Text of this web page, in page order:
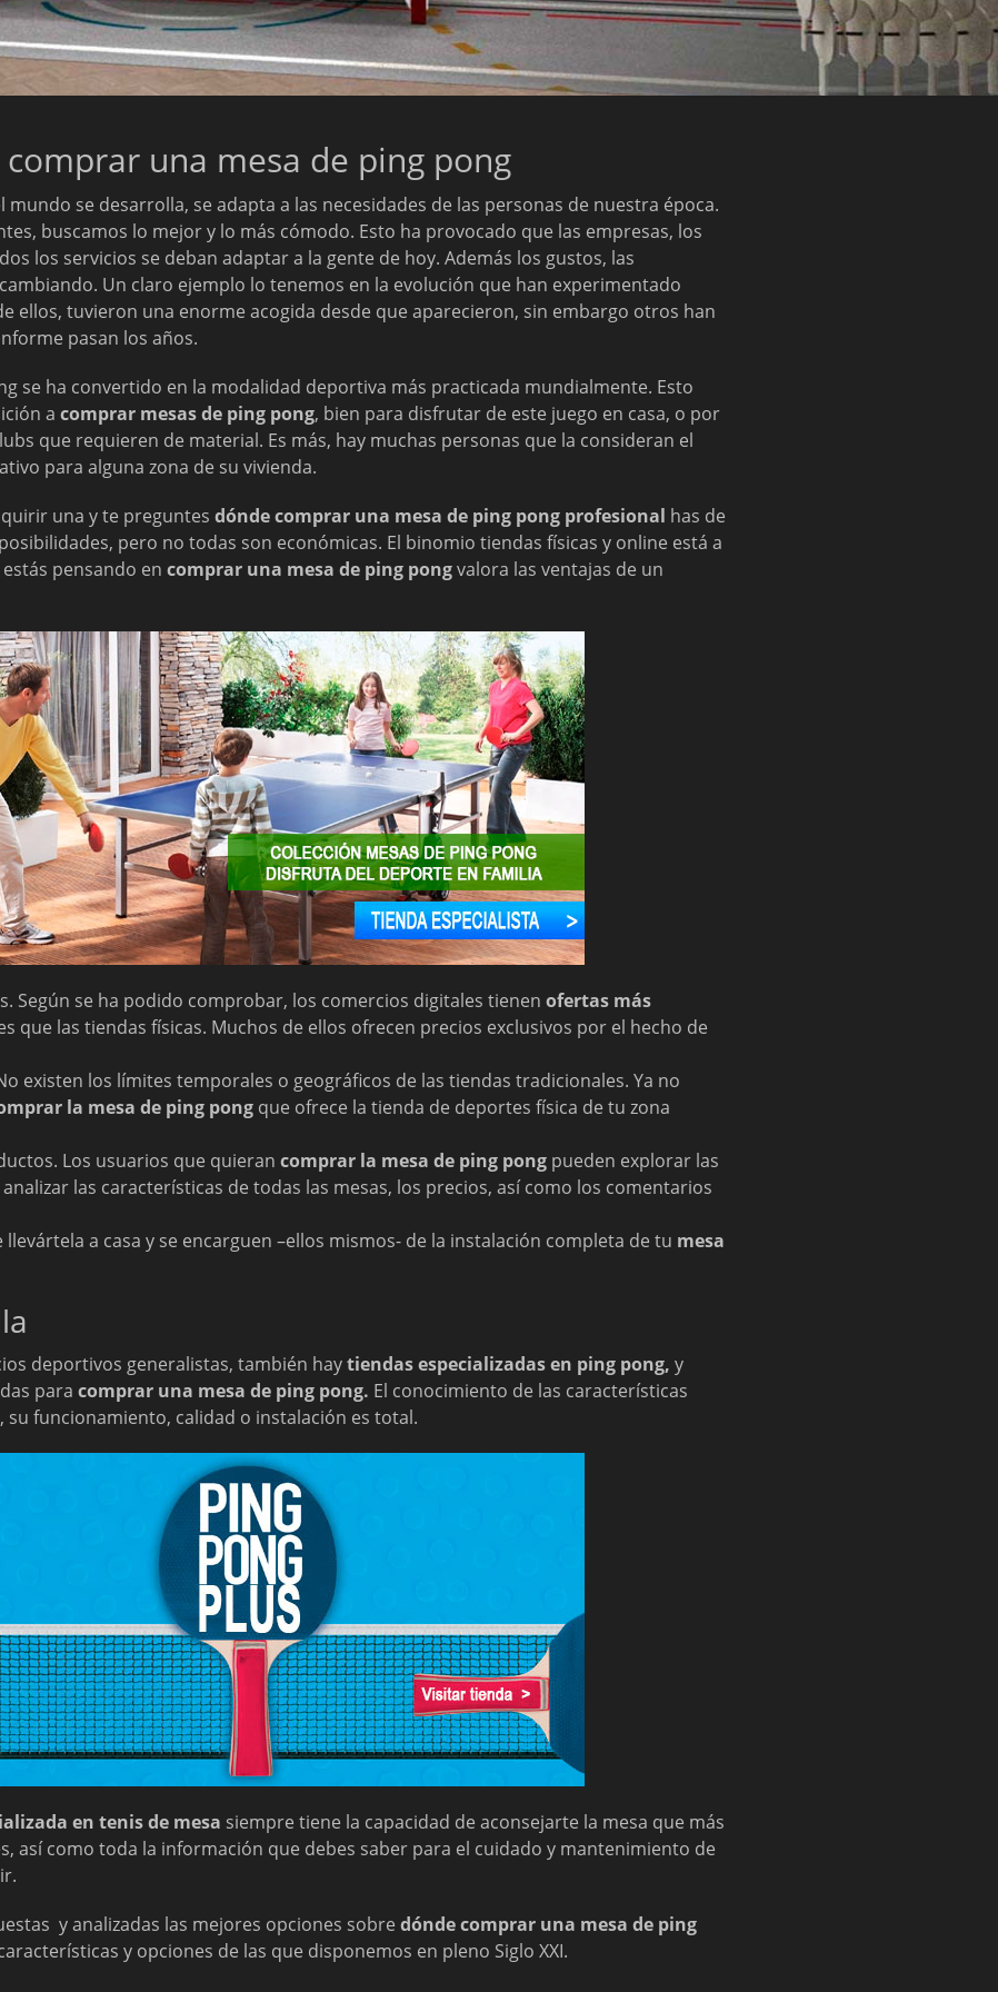
una mesa de ping pong
mundo se desarrolla, se adapta a las necesidades de las personas de nuestra época.
buscamos lo mejor y lo más cómodo. Esto ha provocado que las empresas, los
los servicios se deban adaptar a la gente de hoy. Además los gustos, las
Un claro ejemplo lo tenemos en la evolución que han experimentado
ellos, tuvieron una enorme acogida desde que aparecieron, sin embargo otros han
pasan los años.
se ha convertido en la modalidad deportiva más practicada mundialmente. Esto
a comprar mesas de ping pong, bien para disfrutar de este juego en casa, o por
que requieren de material. Es más, hay muchas personas que la consideran el
para alguna zona de su vivienda.
una y te preguntes dónde comprar una mesa de ping pong profesional has de
pero no todas son económicas. El binomio tiendas físicas y online está a
pensando en comprar una mesa de ping pongvalora las ventajas de un
Según se ha podido comprobar, los comercios digitales tienen ofertas más
que las tiendas físicas. Muchos de ellos ofrecen precios exclusivos por el hecho de
existen los límites temporales o geográficos de las tiendas tradicionales. Ya no
la mesa de ping pong que ofrece la tienda de deportes física de tu zona
Los usuarios que quieran comprar la mesa de ping pong pueden explorar las
las características de todas las mesas, los precios, así como los comentarios
a casa y se encarguen –ellos mismos- de la instalación completa de tu mesa
deportivos generalistas, también haytiendas especializadas en ping pong, y
para comprar una mesa de ping pong. El conocimiento de las características
su funcionamiento, calidad o instalación es total.
en tenis de mesa siempre tiene la capacidad de aconsejarte la mesa que más
así como toda la información que debes saber para el cuidado y mantenimiento de
y analizadas las mejores opciones sobre dónde comprar una mesa de ping
y opciones de las que disponemos en pleno Siglo XXI.